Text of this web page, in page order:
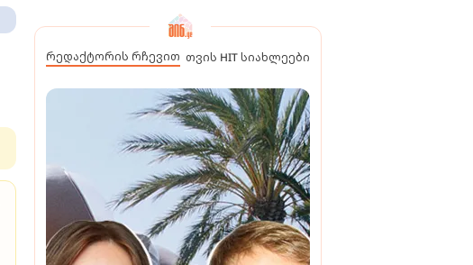
რედაქტორის რჩევით თვის HIT სიახლეები